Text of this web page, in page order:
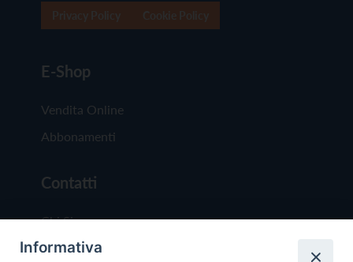
E-Shop
Vendita Online
Abbonamenti
Contatti
Chi Siamo
Redazione
Informativa